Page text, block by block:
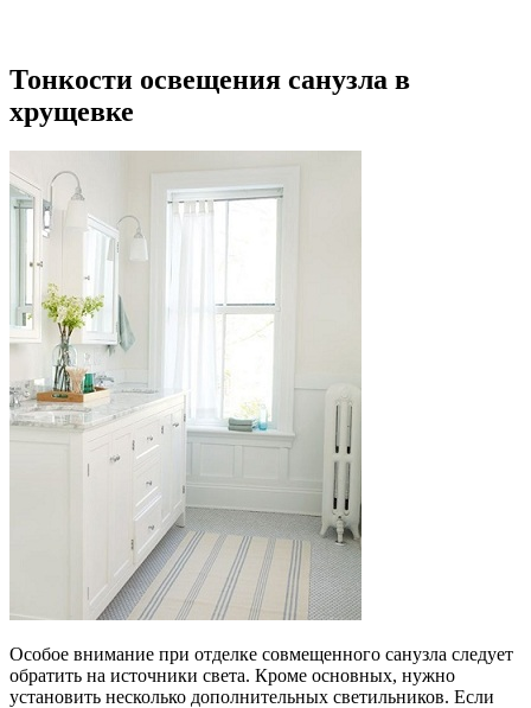
Тонкости освещения санузла в
хрущевке
Особое внимание при отделке совмещенного санузла следует
обратить на источники света. Кроме основных, нужно
установить несколько дополнительных светильников. Если